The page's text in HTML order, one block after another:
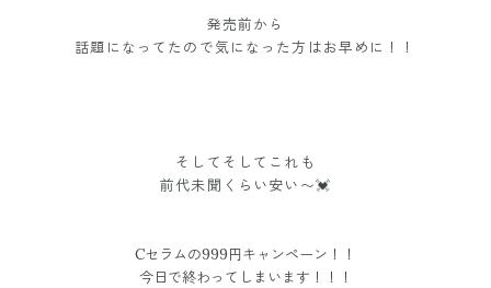
発売前から
話題になってたので気になった方はお早めに！！
そしてそしてこれも
前代未聞くらい安い〜💓
Cセラムの999円キャンペーン！！
今日で終わってしまいます！！！